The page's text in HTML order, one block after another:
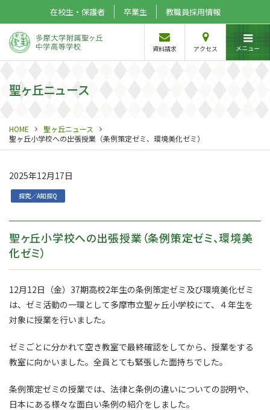
在校生・保護者 卒業生 教職員採用情報
資料請求 アクセス メニュー
聖ヶ丘ニュース
HOME
聖ヶ丘ニュース
聖ヶ丘小学校への出張授業（条例策定ゼミ、環境美化ゼミ）
2025年12月17日
探究／A知探Q
聖ヶ丘小学校への出張授業（条例策定ゼミ、環境美
化ゼミ）
12月12日（金） 37期高校2年生の条例策定ゼミ及び環境美化ゼミ
は、ゼミ活動の一環として多摩市立聖ヶ丘小学校にて、４年生を
対象に授業を行いました。
ゼミごとに分かれて空き教室で最終確認をしてから、授業をする
教室に向かいました。全員とても緊張した面持ちでした。
条例策定ゼミの授業では、法律と条例の違いについての説明や、
日本にある様々な面白い条例の紹介をしました。